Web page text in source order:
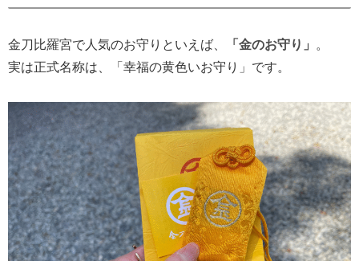
金刀比羅宮で人気のお守りといえば、 「金のお守り」
。
実は正式名称は、「幸福の黄色いお守り」です。